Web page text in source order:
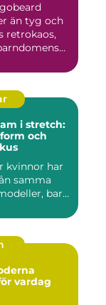
än tyg och
retrokaos,
i stretch:
och
kvinnor har
samma
bar...
vardag